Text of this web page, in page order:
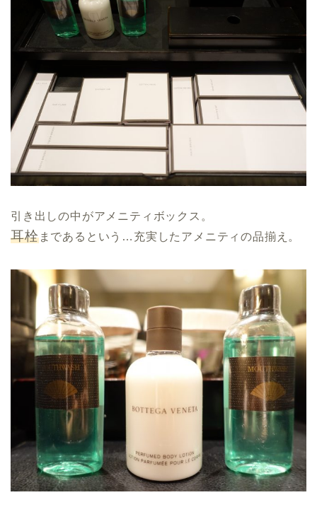
引き出しの中がアメニティボックス。
耳栓まであるという…充実したアメニティの品揃え。